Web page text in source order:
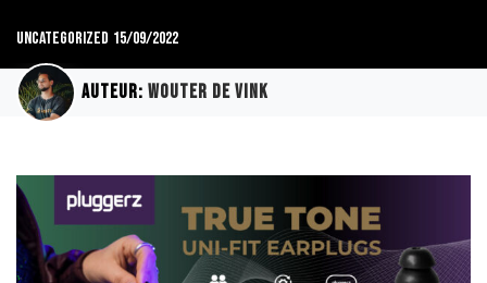
uncategorized 15/09/2022
Auteur: Wouter de Vink